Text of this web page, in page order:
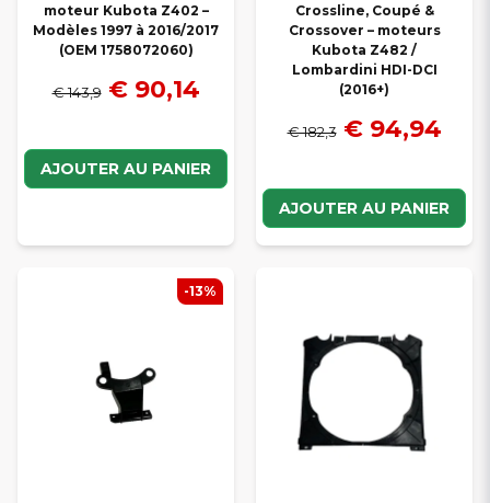
moteur Kubota Z402 –
Modèles 1997 à 2016/2017
(OEM 1758072060)
€ 143,9 € 90,14
AJOUTER AU PANIER
Crossline, Coupé &
Crossover – moteurs
Kubota Z482 /
Lombardini HDI-DCI
(2016+)
€ 182,3 € 94,94
AJOUTER AU PANIER
-13%